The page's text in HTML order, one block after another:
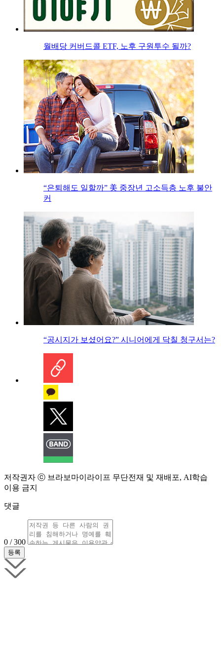
월배당 커버드콜 ETF, 노후 구원투수 될까?
“은퇴해도 일할까” 美 중장년 고소득층 노후 불안
커
“공시지가 보셨어요?” 시니어에게 닥칠 청구서는?
저작권자 ⓒ 브라보마이라이프 무단전재 및 재배포, AI학습
이용 금지
댓글
0 / 300